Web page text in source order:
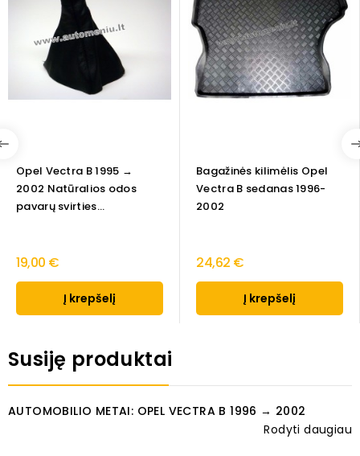
Opel Vectra B 1995 →
2002 Natūralios odos
pavarų svirties...
19,00 €
Į krepšelį
Bagažinės kilimėlis Opel
Vectra B sedanas 1996-
2002
24,62 €
Į krepšelį
Susiję produktai
AUTOMOBILIO METAI: OPEL VECTRA B 1996 → 2002
Rodyti daugiau